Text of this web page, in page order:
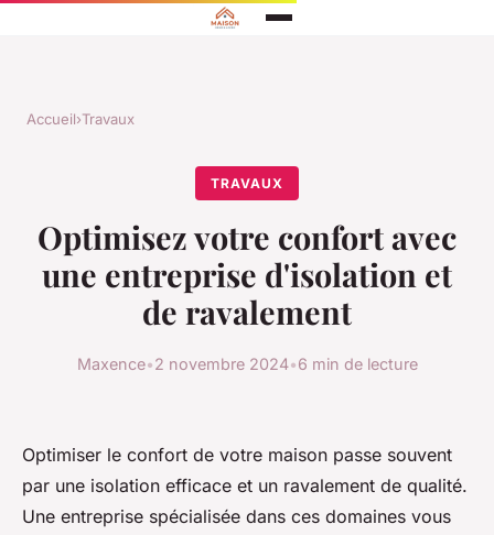
Accueil›Travaux
TRAVAUX
Optimisez votre confort avec
une entreprise d'isolation et
de ravalement
Maxence•2 novembre 2024•6 min de lecture
Optimiser le confort de votre maison passe souvent
par une isolation efficace et un ravalement de qualité.
Une entreprise spécialisée dans ces domaines vous